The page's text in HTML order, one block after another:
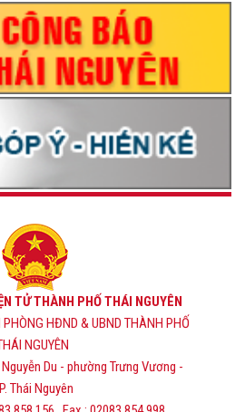
TỬ THÀNH PHỐ THÁI NGUYÊN
HĐND & UBND THÀNH PHỐ
NGUYÊN
Du - phường Trưng Vương -
Thái Nguyên